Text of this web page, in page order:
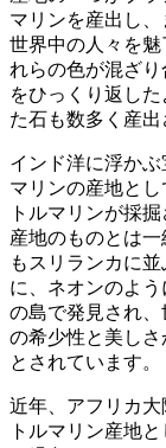
マリンを産出し
世界中の人々を
れらの色が混ざ
をひっくり返し
た石も数多く産出
インド洋に浮か
マリンの産地とし
トルマリンが採
産地のものとは一
もスリランカに
に、ネオンのよ
の島で発見され
の希少性と美し
とされています。
近年、アフリカ
トルマリン産地